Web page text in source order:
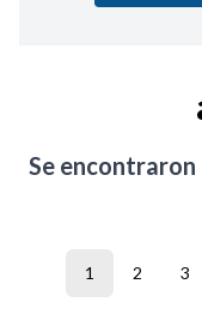
Se encontraron
1 2 3